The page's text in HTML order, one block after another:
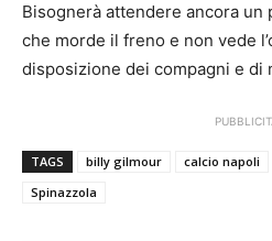
Bisognerà attendere ancora un
che morde il freno e non vede
disposizione dei compagni e di
TAGS billy gilmour calcio napoli
Spinazzola